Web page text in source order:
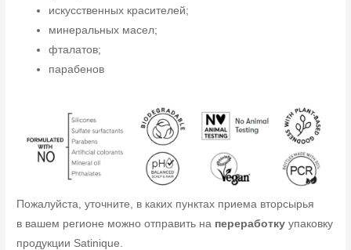
искусственных красителей;
минеральных масел;
фталатов;
парабенов
Пожалуйста, уточните, в каких пунктах приема вторсырья
в вашем регионе можно отправить на переработку упаковку
продукции Satinique.